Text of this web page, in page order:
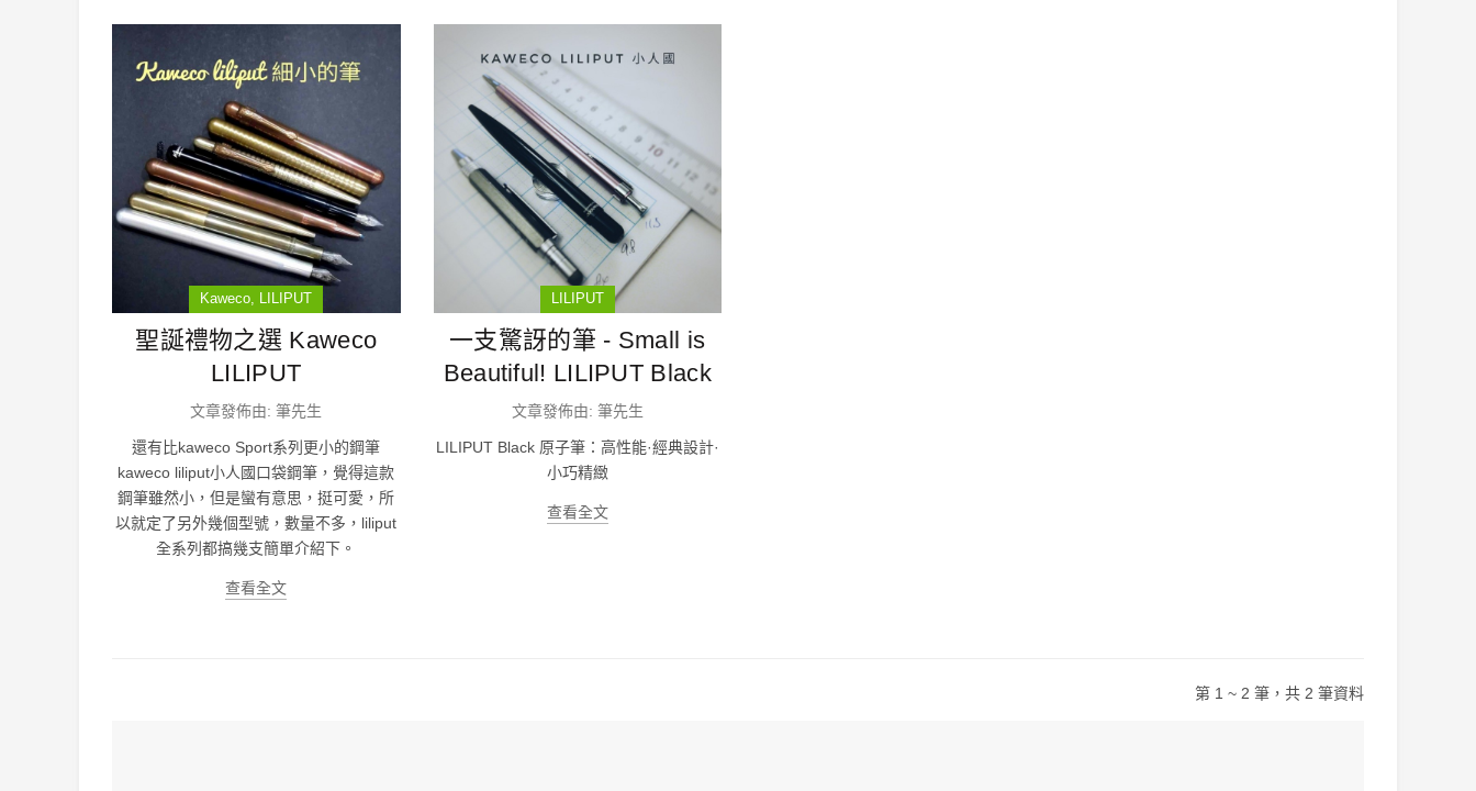
Kaweco LILIPUT
聖誕禮物之選 Kaweco
LILIPUT
文章發佈由: 筆先生
還有比kaweco Sport系列更小的鋼筆
kaweco liliput小人國口袋鋼筆，覺得這款
鋼筆雖然小，但是蠻有意思，挺可愛，所
以就定了另外幾個型號，數量不多，liliput
全系列都搞幾支簡單介紹下。
查看全文
LILIPUT
一支驚訝的筆 - Small is
Beautiful! LILIPUT Black
文章發佈由: 筆先生
LILIPUT Black 原子筆：高性能·經典設計·
小巧精緻
查看全文
第 1 ~ 2 筆，共 2 筆資料